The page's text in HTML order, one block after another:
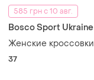
585 грн с 10 авг.
Bosco Sport Ukraine
Женские кроссовки
37